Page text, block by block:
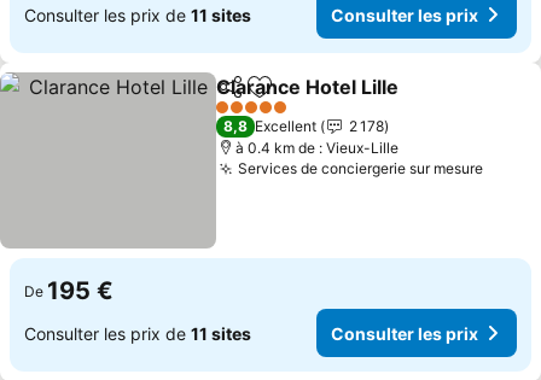
Consulter les prix de 11 sites Consulter les prix
PartagerAjouter à mes favoris
Clarance Hotel Lille
5 Étoiles
8,8 Excellent
2 178
à 0.4 km de : Vieux-Lille
Services de conciergerie sur mesure
De 195 €
Consulter les prix de 11 sites Consulter les prix